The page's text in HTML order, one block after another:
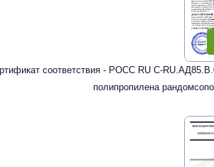
соответствия - РОСС RU С-
полипропилена